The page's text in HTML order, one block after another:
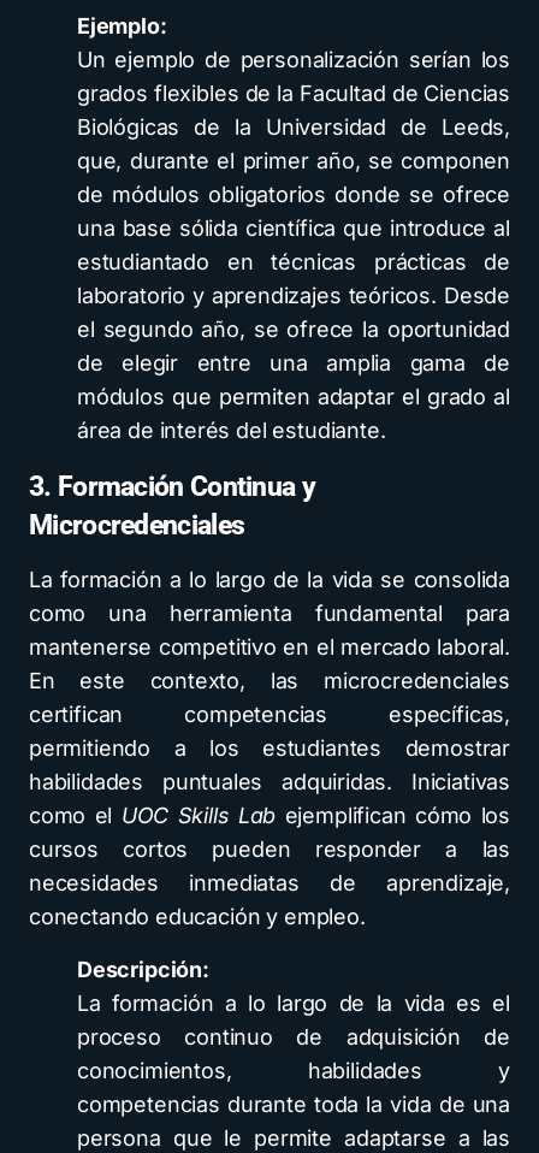
Ejemplo:
Un ejemplo de personalización serían los
grados flexibles de la Facultad de Ciencias
Biológicas de la Universidad de Leeds,
que, durante el primer año, se componen
de módulos obligatorios donde se ofrece
una base sólida científica que introduce al
estudiantado en técnicas prácticas de
laboratorio y aprendizajes teóricos. Desde
el segundo año, se ofrece la oportunidad
de elegir entre una amplia gama de
módulos que permiten adaptar el grado al
área de interés del estudiante.
3. Formación Continua y
Microcredenciales
La formación a lo largo de la vida se consolida
como una herramienta fundamental para
mantenerse competitivo en el mercado laboral.
En este contexto, las microcredenciales
certifican competencias específicas,
permitiendo a los estudiantes demostrar
habilidades puntuales adquiridas. Iniciativas
como el UOC Skills Lab ejemplifican cómo los
cursos cortos pueden responder a las
necesidades inmediatas de aprendizaje,
conectando educación y empleo.
Descripción:
La formación a lo largo de la vida es el
proceso continuo de adquisición de
conocimientos, habilidades y
competencias durante toda la vida de una
persona que le permite adaptarse a las